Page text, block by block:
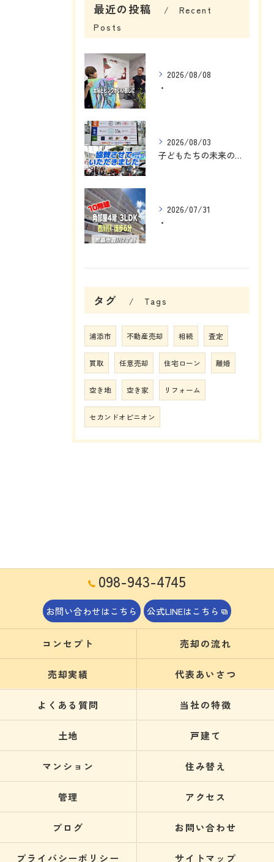
最近の投稿
Recent
Posts
2026/08/08
・
2026/08/03
子どもたちの未来のために、私にできることを考えました☺️
2026/07/31
・
タグ Tags
浦添市 不動産売却 相続 査定
買取 任意売却 住宅ローン 離婚
空き地 空き家 リフォーム
セカンドオピニオン
098-943-4745
お問い合わせはこちら 公式LINEはこちら
コンセプト 売却の流れ
売却実績 代表あいさつ
よくある質問 当社の特徴
土地 戸建て
マンション 住み替え
管理 アクセス
ブログ お問い合わせ
プライバシーポリシー サイトマップ